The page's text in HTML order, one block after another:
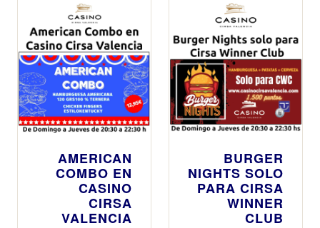
AMERICAN
COMBO EN
CASINO
CIRSA
VALENCIA
BURGER
NIGHTS SOLO
PARA CIRSA
WINNER
CLUB